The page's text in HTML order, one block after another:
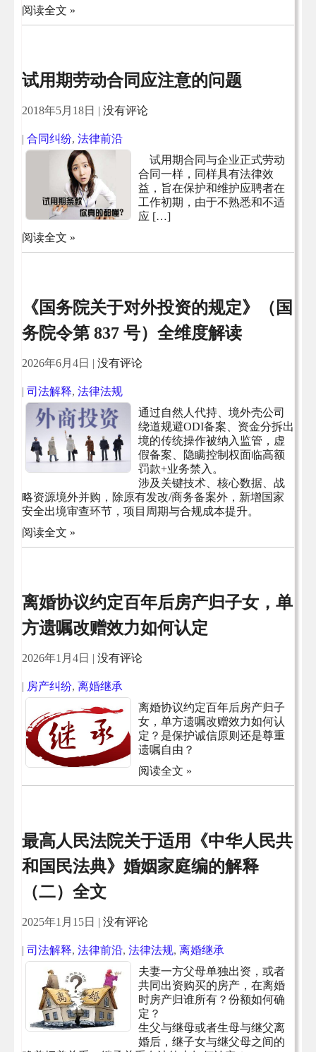
阅读全文 »
试用期劳动合同应注意的问题
2018年5月18日 | 没有评论
| 合同纠纷, 法律前沿
试用期合同与企业正式劳动
合同一样，同样具有法律效
益，旨在保护和维护应聘者在
工作初期，由于不熟悉和不适
应 […]
阅读全文 »
《国务院关于对外投资的规定》（国
务院令第 837 号）全维度解读
2026年6月4日 | 没有评论
| 司法解释, 法律法规
通过自然人代持、境外壳公司
绕道规避ODI备案、资金分拆出
境的传统操作被纳入监管，虚
假备案、隐瞒控制权面临高额
罚款+业务禁入。
涉及关键技术、核心数据、战
略资源境外并购，除原有发改/商务备案外，新增国家
安全出境审查环节，项目周期与合规成本提升。
阅读全文 »
离婚协议约定百年后房产归子女，单
方遗嘱改赠效力如何认定
2026年1月4日 | 没有评论
| 房产纠纷, 离婚继承
离婚协议约定百年后房产归子
女，单方遗嘱改赠效力如何认
定？是保护诚信原则还是尊重
遗嘱自由？
阅读全文 »
最高人民法院关于适用《中华人民共
和国民法典》婚姻家庭编的解释
（二）全文
2025年1月15日 | 没有评论
| 司法解释, 法律前沿, 法律法规, 离婚继承
夫妻一方父母单独出资，或者
共同出资购买的房产，在离婚
时房产归谁所有？份额如何确
定？
生父与继母或者生母与继父离
婚后，继子女与继父母之间的